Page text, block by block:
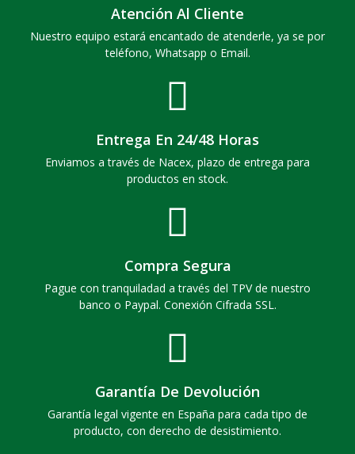
Atención Al Cliente
Nuestro equipo estará encantado de atenderle, ya se por
teléfono, Whatsapp o Email.
Entrega En 24/48 Horas
Enviamos a través de Nacex, plazo de entrega para
productos en stock.
Compra Segura
Pague con tranquiladad a través del TPV de nuestro
banco o Paypal. Conexión Cifrada SSL.
Garantía De Devolución
Garantía legal vigente en España para cada tipo de
producto, con derecho de desistimiento.